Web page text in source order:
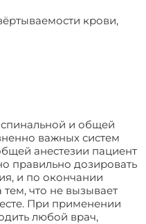
крови,
и общей
важных систем
анестезии пациент
правильно дозировать
и по окончании
что не вызывает
При применении
любой врач,